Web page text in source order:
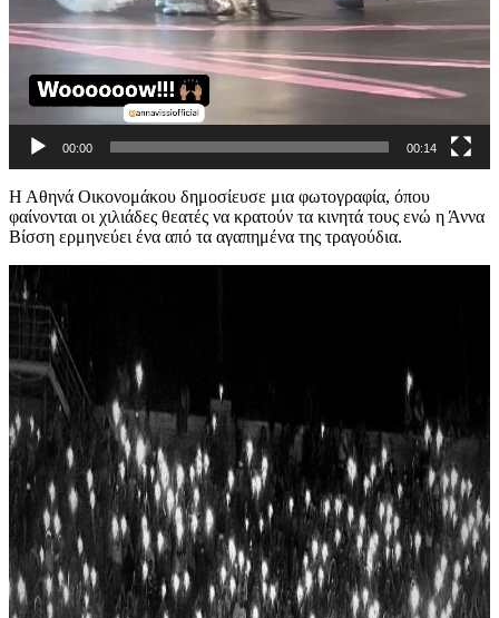
00:00 00:14
Η Αθηνά Οικονομάκου δημοσίευσε μια φωτογραφία, όπου
φαίνονται οι χιλιάδες θεατές να κρατούν τα κινητά τους ενώ η Άννα
Βίσση ερμηνεύει ένα από τα αγαπημένα της τραγούδια.